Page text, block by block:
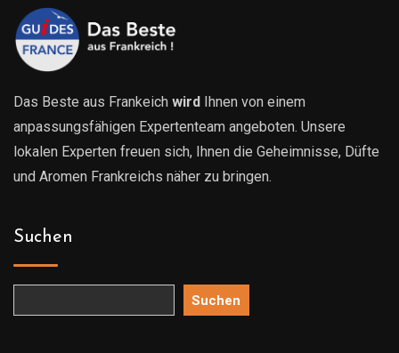
Das Beste aus Frankeich wird
Ihnen von einem
anpassungsfähigen Expertenteam angeboten. Unsere
lokalen Experten freuen sich, Ihnen die Geheimnisse, Düfte
und Aromen Frankreichs näher zu bringen.
Suchen
Suchen